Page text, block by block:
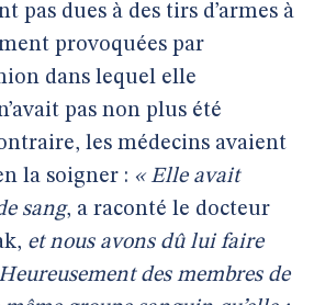
pas dues à des tirs d’armes à
provoquées par
dans lequel elle
pas non plus été
les médecins avaient
la soigner : « Elle avait
sang, a raconté le docteur
et nous avons dû lui faire
des membres de